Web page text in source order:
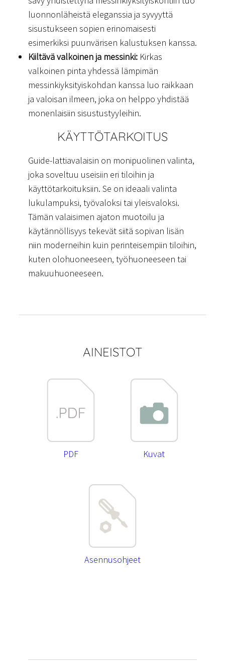
luonnonläheistä eleganssia ja syvyyttä
sisustukseen sopien erinomaisesti
esimerkiksi puunvärisen kalustuksen kanssa.
Kiiltävä valkoinen ja messinki: Kirkas
valkoinen pinta yhdessä lämpimän
messinkiyksityiskohdan kanssa luo raikkaan
ja valoisan ilmeen, joka on helppo yhdistää
monenlaisiin sisustustyyleihin.
KÄYTTÖTARKOITUS
Guide-lattiavalaisin on monipuolinen valinta,
joka soveltuu useisiin eri tiloihin ja
käyttötarkoituksiin. Se on ideaali valinta
lukulampuksi, työvaloksi tai yleisvaloksi.
Tämän valaisimen ajaton muotoilu ja
käytännöllisyys tekevät siitä sopivan lisän
niin moderneihin kuin perinteisempiin tiloihin,
kuten olohuoneeseen, työhuoneeseen tai
makuuhuoneeseen.
AINEISTOT
PDF Kuvat
Asennusohjeet